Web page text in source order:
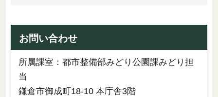
お問い合わせ
所属課室：都市整備部みどり公園課みどり担
当
鎌倉市御成町18-10 本庁舎3階